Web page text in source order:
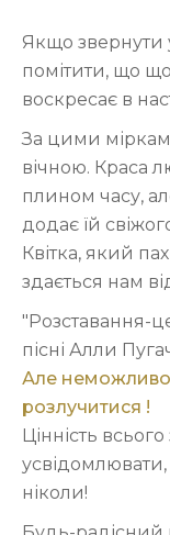
Якщо звернути
помітити, що
воскресає в
За цими
вічною. Краса
плином часу,
додає їй
Квітка, який
здається нам
"Розставання-
пісні Алли
Але неможливо
розлучитися !
Цінність
ніколи!